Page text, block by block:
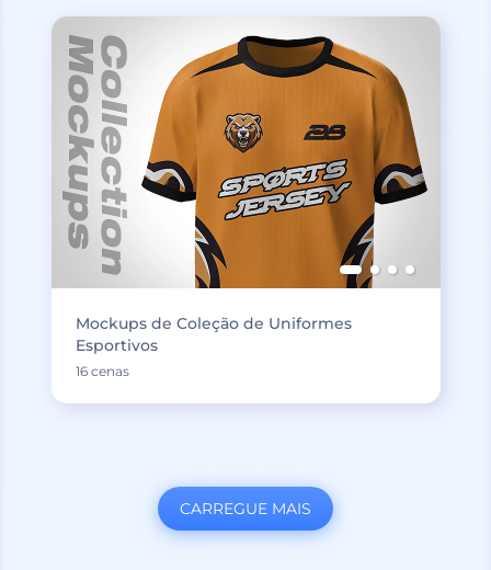
Mockups de Coleção de Uniformes
Esportivos
16 cenas
CARREGUE MAIS